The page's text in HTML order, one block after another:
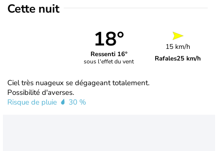
Cette nuit
18°
Ressenti 16°
sous l'effet du vent
15 km/h
Rafales25 km/h
Ciel très nuageux se dégageant totalement.
Possibilité d'averses.
Risque de pluie
30 %